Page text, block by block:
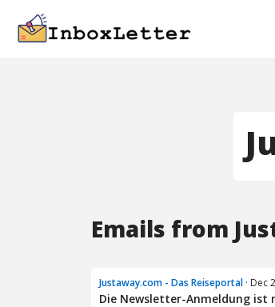
Emails from
Justaway.com - Das Reiseportal · Dec
Die Newsletter-Anmeldung ist